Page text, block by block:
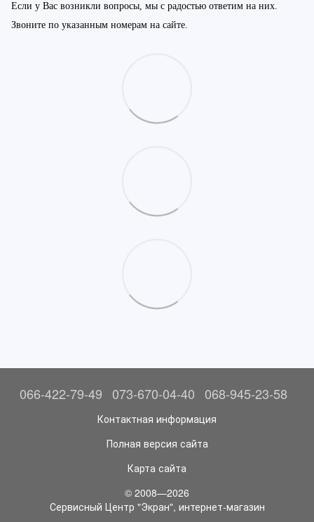
Если у Вас возникли вопросы, мы с радостью ответим на них.
Звоните по указанным номерам на сайте.
066-422-79-49 073-670-04-40 068-945-23-58
Контактная информация
Полная версия сайта
Карта сайта
© 2008—2026
Сервисный Центр "Экран", интернет-магазин